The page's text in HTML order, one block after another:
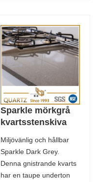
Sparkle mörkgrå
kvartsstenskiva
Miljövänlig och hållbar
Sparkle Dark Grey.
Denna gnistrande kvarts
har en taupe underton